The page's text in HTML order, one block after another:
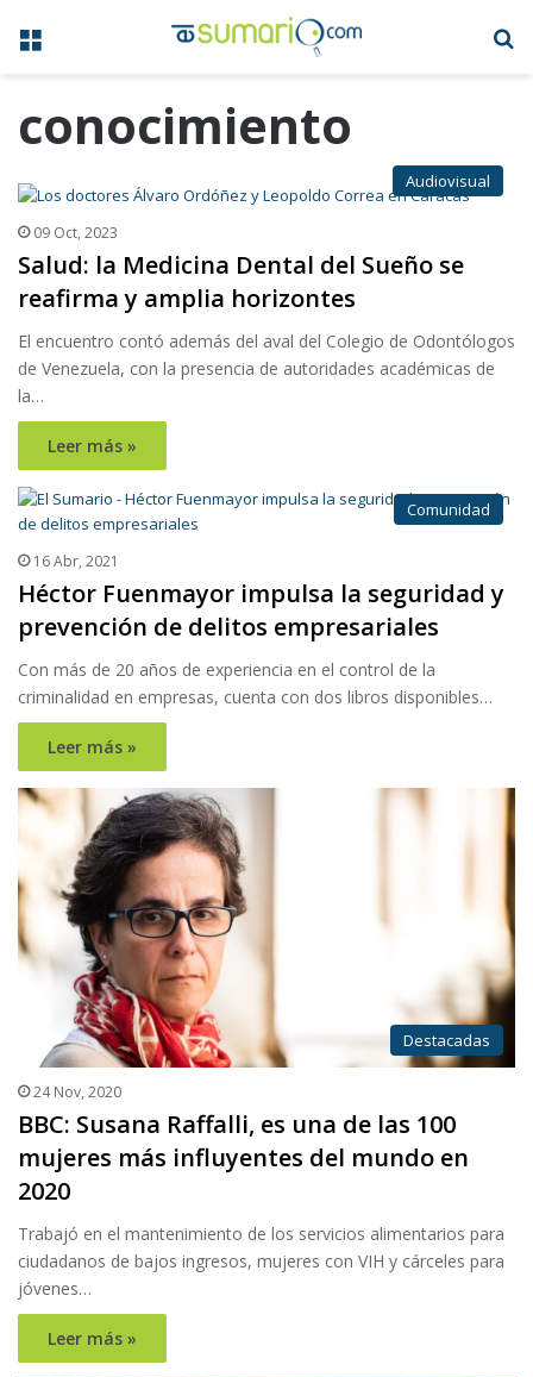
Menú
conocimiento
Audiovisual
09 Oct, 2023
Salud: la Medicina Dental del Sueño se
reafirma y amplia horizontes
El encuentro contó además del aval del Colegio de Odontólogos
de Venezuela, con la presencia de autoridades académicas de
la…
Leer más »
Comunidad
16 Abr, 2021
Héctor Fuenmayor impulsa la seguridad y
prevención de delitos empresariales
Con más de 20 años de experiencia en el control de la
criminalidad en empresas, cuenta con dos libros disponibles…
Leer más »
Destacadas
24 Nov, 2020
BBC: Susana Raffalli, es una de las 100
mujeres más influyentes del mundo en
2020
Trabajó en el mantenimiento de los servicios alimentarios para
ciudadanos de bajos ingresos, mujeres con VIH y cárceles para
jóvenes…
Leer más »